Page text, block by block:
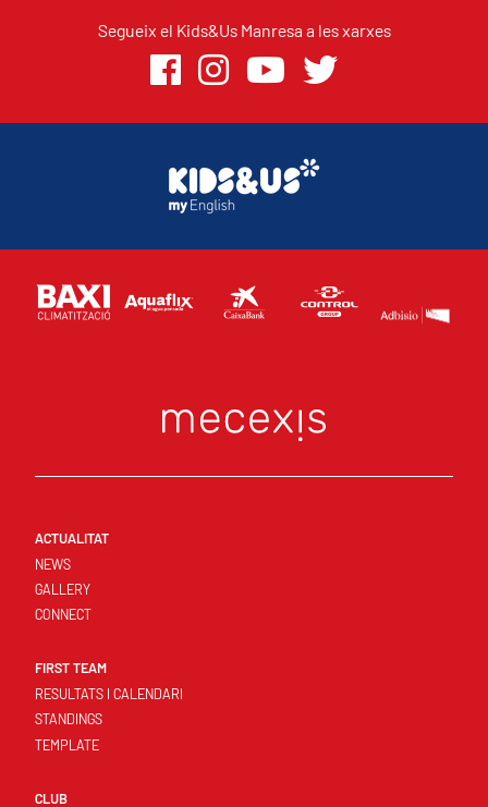
Segueix el Kids&Us Manresa a les xarxes
ACTUALITAT
NEWS
GALLERY
CONNECT
FIRST TEAM
RESULTATS I CALENDARI
STANDINGS
TEMPLATE
CLUB